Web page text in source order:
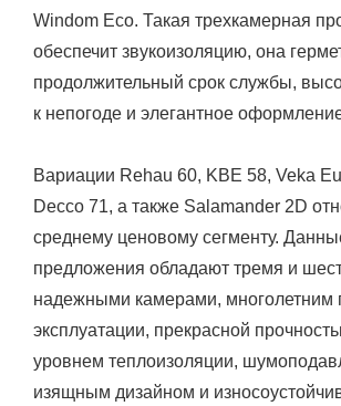
Windom Eco. Такая трехкамерная
обеспечит звукоизоляцию, она
продолжительный срок службы,
к непогоде и элегантное
Вариации Rehau 60, KBE 58, Veka
Decco 71, а также Salamander 2D
среднему ценовому сегменту.
предложения обладают тремя и
надежными камерами, многолетним
эксплуатации, прекрасной
уровнем теплоизоляции,
изящным дизайном и